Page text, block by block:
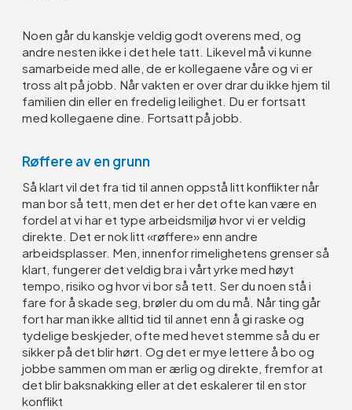
Noen går du kanskje veldig godt overens med, og
andre nesten ikke i det hele tatt. Likevel må vi kunne
samarbeide med alle, de er kollegaene våre og vi er
tross alt på jobb. Når vakten er over drar du ikke hjem til
familien din eller en fredelig leilighet. Du er fortsatt
med kollegaene dine. Fortsatt på jobb.
Røffere av en grunn
Så klart vil det fra tid til annen oppstå litt konflikter når
man bor så tett, men det er her det ofte kan være en
fordel at vi har et type arbeidsmiljø hvor vi er veldig
direkte. Det er nok litt «røffere» enn andre
arbeidsplasser. Men, innenfor rimelighetens grenser så
klart, fungerer det veldig bra i vårt yrke med høyt
tempo, risiko og hvor vi bor så tett. Ser du noen stå i
fare for å skade seg, brøler du om du må. Når ting går
fort har man ikke alltid tid til annet enn å gi raske og
tydelige beskjeder, ofte med hevet stemme så du er
sikker på det blir hørt. Og det er mye lettere å bo og
jobbe sammen om man er ærlig og direkte, fremfor at
det blir baksnakking eller at det eskalerer til en stor
konflikt